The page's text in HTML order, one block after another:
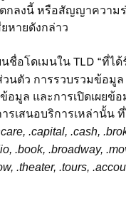
ตกลงนี้ หรือสัญญาคว
หายดังกล่าว
ชื่อโดเมนใน TLD “ที่
นตัว การรวบรวมข้อมู
ข้อมูล และการเปิดเผ
รเสนอบริการเหล่านั้
.capital, .cash,
.book, .broadway,
.theater, .tours,